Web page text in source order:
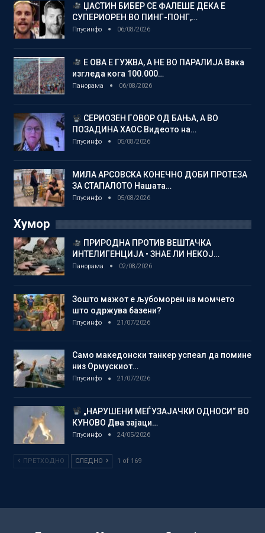
ЏАСТИН БИБЕР СЕ ФАЛЕШЕ ДЕКА Е
СУПЕРИОРЕН ВО ПИНГ-ПОНГ,…
Плусинфо 06/08/2026
Е ОВА Е ГУЖВА, А НЕ ВО ПАРАЛИЈА Вака
изгледа кога 100.000…
Панорама 06/08/2026
СЕРИОЗЕН ГОВОР ОД БАЊА, А ВО
ПОЗАДИНА ХАОС Видеото на…
Плусинфо 05/08/2026
МИЛА АРСОВСКА КОНЕЧНО ДОБИ ПРОТЕЗА
ЗА СТАПАЛОТО Нашата…
Плусинфо 05/08/2026
Хумор
ПРИРОДНА ПРОТИВ ВЕШТАЧКА
ИНТЕЛИГЕНЦИЈА • ЗНАЕ ЛИ НЕКОЈ…
Панорама 02/08/2026
Зошто мажот е љубоморен на момчето
што одржува базени?
Плусинфо 21/07/2026
Само македонски танкер успеал да помине
низ Ормускиот…
Плусинфо 21/07/2026
„НАРУШЕНИ МЕЃУЗАЈАЧКИ ОДНОСИ“ ВО
КУНОВО Два зајаци…
Плусинфо 24/05/2026
ПРЕТХОДНО СЛЕДНО 1 of 169